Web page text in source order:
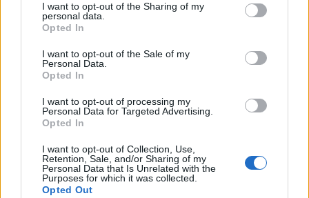
I want to opt-out of the Sharing of my
personal data.
Opted In
I want to opt-out of the Sale of my
Personal Data.
Opted In
I want to opt-out of processing my
Personal Data for Targeted Advertising.
Opted In
I want to opt-out of Collection, Use,
Retention, Sale, and/or Sharing of my
Personal Data that Is Unrelated with the
Purposes for which it was collected.
Opted Out
Δείτε το βίντεο με την τσάντα: